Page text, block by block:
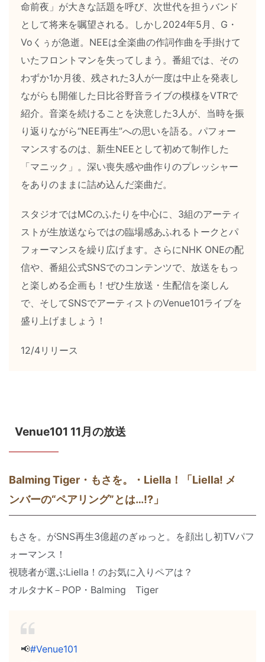
命前夜」が大きな話題を呼び、次世代を担うバンド
として将来を嘱望される。しかし2024年5月、G・
Voくぅが急逝。NEEは全楽曲の作詞作曲を手掛けて
いたフロントマンを失ってしまう。番組では、その
わずか1か月後、残された3人が一度は中止を発表し
ながらも開催した日比谷野音ライブの模様をVTRで
紹介。音楽を続けることを決意した3人が、当時を振
り返りながら“NEE再生”への思いを語る。パフォー
マンスするのは、新生NEEとして初めて制作した
「マニック」。深い喪失感や曲作りのプレッシャー
をありのままに詰め込んだ楽曲だ。
スタジオではMCのふたりを中心に、3組のアーティ
ストが生放送ならではの臨場感あふれるトークとパ
フォーマンスを繰り広げます。さらにNHK ONEの配
信や、番組公式SNSでのコンテンツで、放送をもっ
と楽しめる企画も！ぜひ生放送・生配信を楽しん
で、そしてSNSでアーティストのVenue101ライブを
盛り上げましょう！
12/4リリース
Venue101 11月の放送
Balming Tiger・もさを。・Liella！「Liella! メ
ンバーの“ペアリング”とは…!?」
もさを。がSNS再生3億超のぎゅっと。を顔出し初TVパフ
ォーマンス！
視聴者が選ぶLiella！のお気に入りペアは？
オルタナK－POP・Balming Tiger
📢#Venue101